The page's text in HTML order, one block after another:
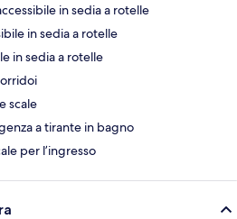
in sedia a rotelle
in sedia a rotelle
in sedia a rotelle
scale
a tirante in bagno
per l’ingresso